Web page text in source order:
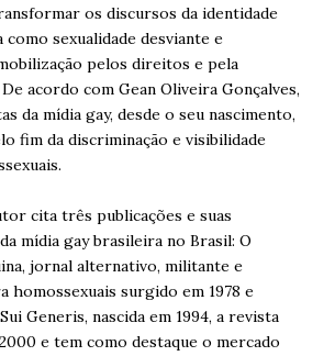
os discursos da identidade
como sexualidade desviante e
pelos direitos e pela
acordo com Gean Oliveira Gonçalves,
da mídia gay, desde o seu nascimento,
fim da discriminação e visibilidade
cita três publicações e suas
mídia gay brasileira no Brasil: O
jornal alternativo, militante e
homossexuais surgido em 1978 e
Generis, nascida em 1994, a revista
e tem como destaque o mercado